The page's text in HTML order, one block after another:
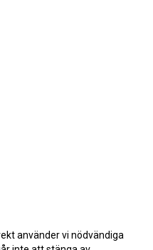
använder vi nödvändiga